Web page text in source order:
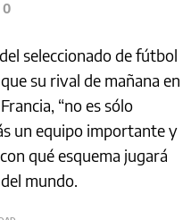
0
seleccionado de fútbol
su rival de mañana en
“no es sólo
un equipo importante y
qué esquema jugará
mundo.